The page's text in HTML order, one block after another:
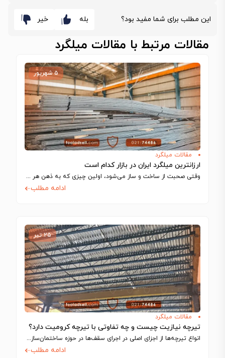
این مطلب برای شما مفید بود؟ بله خیر
مقالات مرتبط با مقالات میلگرد
۵ شهریور
مقالات میلگرد
ارزانترین میلگرد ایران در بازار کدام است
وقتی صحبت از ساخت‌ و ساز می‌شود، اولین چیزی که به ذهن هر مهندس…
ادامه مطلب
۲۵ تیر
مقالات میلگرد
تیرچه نیازیت چیست و چه تفاوتی با تیرچه کرومیت دارد؟
انواع تیرچه‌ها از اجزای اصلی در اجرای سقف‌ها در حوزه ساختمان‌سازی به شمار می‌آیند…
ادامه مطلب